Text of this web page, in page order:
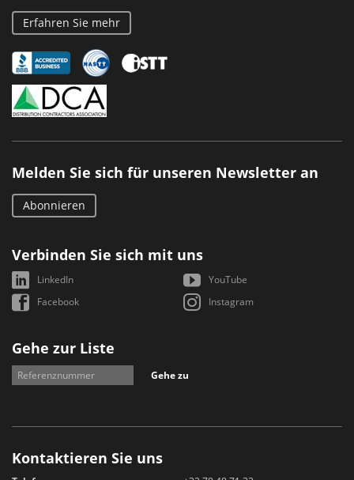
Erfahren Sie mehr
Melden Sie sich für unseren Newsletter an
Abonnieren
Verbinden Sie sich mit uns
LinkedIn
YouTube
Facebook
Instagram
Gehe zur Liste
Gehe zu
Kontaktieren Sie uns